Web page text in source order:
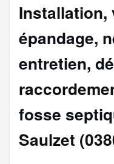
Installation,
épandage,
entretien,
fosse
Saulzet